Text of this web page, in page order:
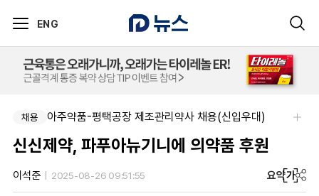
ENG
채용 아주약품-평택공장 제조관리약사 채용(신입우대)
신신제약, 파푸아뉴기니에 의약품 후원
이석준 2025-08-26 09:51:55 요약가